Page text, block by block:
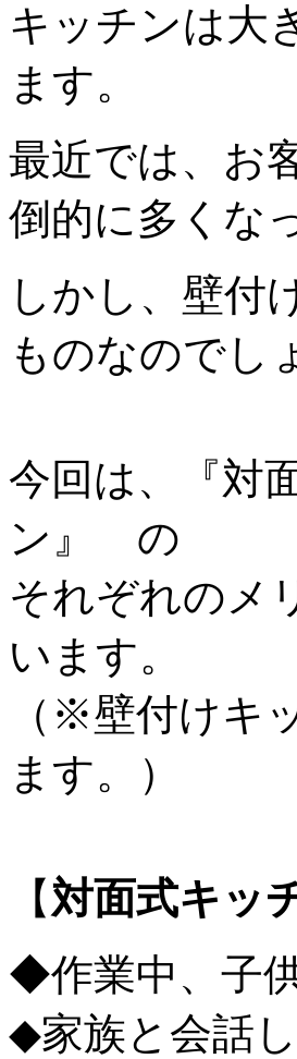
キッチンは大
ます。
最近では、お
倒的に多くな
しかし、壁付
ものなのでし
今回は、『
ン』 の
それぞれのメ
います。
（※壁付けキ
ます。）
【対面式キッ
◆作業中、子
◆家族と会話